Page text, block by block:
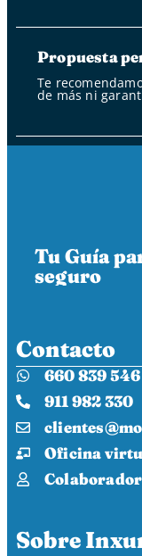
Propuesta
Te
de más ni
Tu Guía
seguro
Contacto
660 839 546
911 982 330
Oficina
Sobre